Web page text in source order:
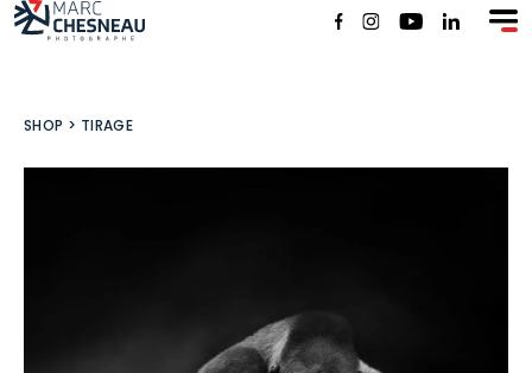
SHOP > TIRAGE